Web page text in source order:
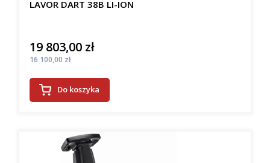
LAVOR DART 38B LI-ION
Cena
19 803,00 zł
Cena
16 100,00 zł
Do koszyka